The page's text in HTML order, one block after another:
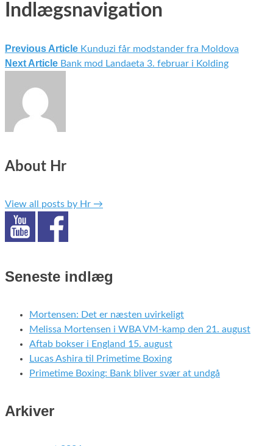
Indlægsnavigation
Previous Article Kunduzi får modstander fra Moldova
Next Article Bank mod Landaeta 3. februar i Kolding
About Hr
View all posts by Hr →
Seneste indlæg
Mortensen: Det er næsten uvirkeligt
Melissa Mortensen i WBA VM-kamp den 21. august
Aftab bokser i England 15. august
Lucas Ashira til Primetime Boxing
Primetime Boxing: Bank bliver svær at undgå
Arkiver